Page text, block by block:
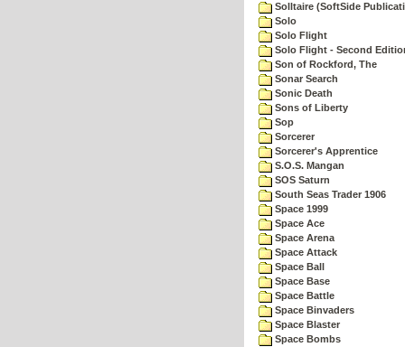
Solltaire (SoftSide
Solo
Solo Flight
Solo Flight - Second
Son of Rockford, The
Sonar Search
Sonic Death
Sons of Liberty
Sop
Sorcerer
Sorcerer's Apprentice
S.O.S. Mangan
SOS Saturn
South Seas Trader 1906
Space 1999
Space Ace
Space Arena
Space Attack
Space Ball
Space Base
Space Battle
Space Binvaders
Space Blaster
Space Bombs